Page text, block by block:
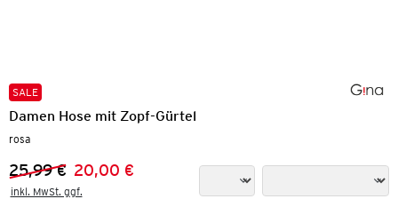
SALE
Damen Hose mit Zopf-Gürtel
rosa
Vorheriger Preis:
25,99 €
Neuer Preis:20,00 €
inkl. MwSt. ggf.